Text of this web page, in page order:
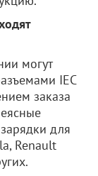
могут
IEC
заказа
для
Renault